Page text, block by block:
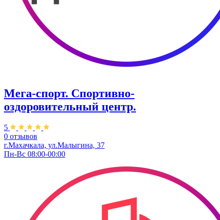
Мега-спорт. Спортивно-
оздоровительный центр.
5
0 отзывов
г.Махачкала, ул.Малыгина, 37
Пн-Вс 08:00-00:00